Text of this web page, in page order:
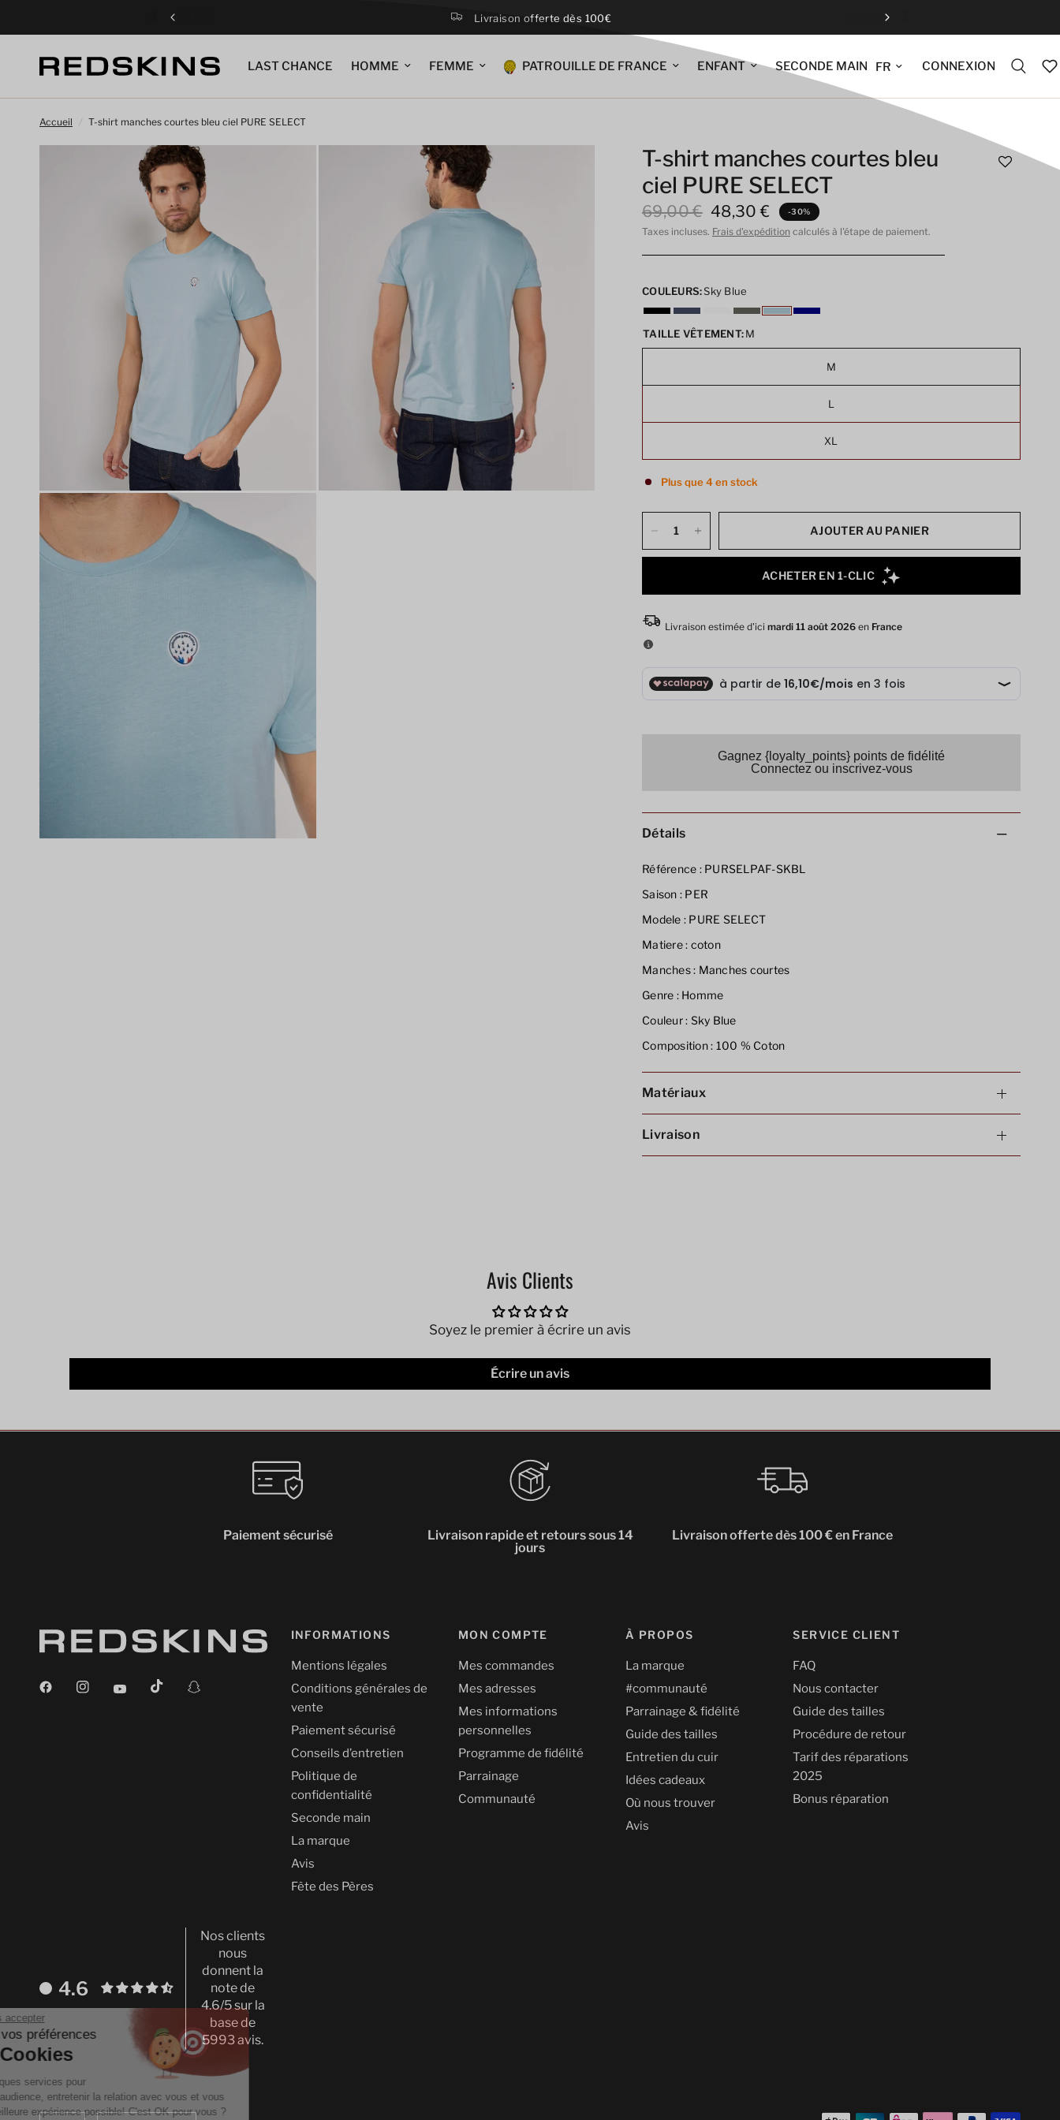
Livraison offerte dès 100€
LAST CHANCE HOMME FEMME PATROUILLE DE FRANCE ENFANT SECONDE MAIN Mettre à jour la langue
CONNEXION
Accueil / T-shirt manches courtes bleu ciel PURE SELECT
T-shirt manches courtes bleu
ciel PURE SELECT
69,00 € 48,30 € -30%
Taxes incluses. Frais d'expédition calculés à l'étape de paiement.
COULEURS:Sky Blue
TAILLE VÊTEMENT:M
M
L
XL
Plus que 4 en stock
AJOUTER AU PANIER
Gagnez {loyalty_points} points de fidélité
Connectez ou inscrivez-vous
Détails
Référence :PURSELPAF-SKBL
Saison : PER
Modele : PURE SELECT
Matiere : coton
Manches : Manches courtes
Genre :Homme
Couleur : Sky Blue
Composition : 100 % Coton
Matériaux
Livraison
Avis Clients
Soyez le premier à écrire un avis
Écrire un avis
Paiement sécurisé
Livraison rapide et retours sous 14
jours
Livraison offerte dès 100 € en France
INFORMATIONS
Mentions légales
Conditions générales de
vente
Paiement sécurisé
Conseils d’entretien
Politique de
confidentialité
Seconde main
La marque
Avis
Fête des Pères
MON COMPTE
Mes commandes
Mes adresses
Mes informations
personnelles
Programme de fidélité
Parrainage
Communauté
À PROPOS
La marque
#communauté
Parrainage & fidélité
Guide des tailles
Entretien du cuir
Idées cadeaux
Où nous trouver
Avis
SERVICE CLIENT
FAQ
Nous contacter
Guide des tailles
Procédure de retour
Tarif des réparations
2025
Bonus réparation
4.6
Nos clients
nous
donnent la
note de
4.6/5 sur la
base de
5993 avis.
Continuer sans accepter
Gestion de vos préférences
sur les Cookies
On utilise quelques services pour
mesurer notre audience, entretenir la relation avec vous et vous
proposer la meilleure expérience possible! C'est OK pour vous ?